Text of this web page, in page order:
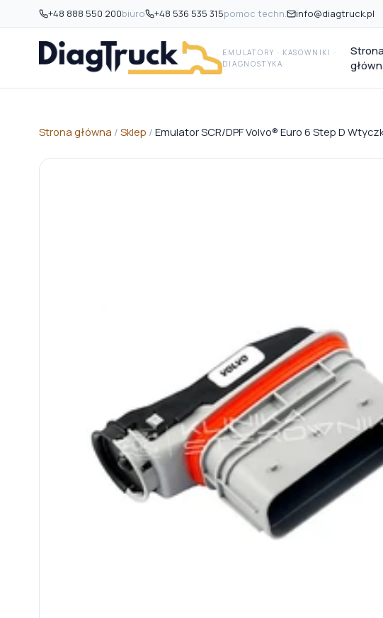
+48 888 550 200biuro +48 536 535 315pomoc techn. info@diagtruck.pl
EMULATORY · KASOWNIKI ·
DIAGNOSTYKA
Strona główna / Sklep / Emulator SCR/DPF Volvo® Euro 6 Step D